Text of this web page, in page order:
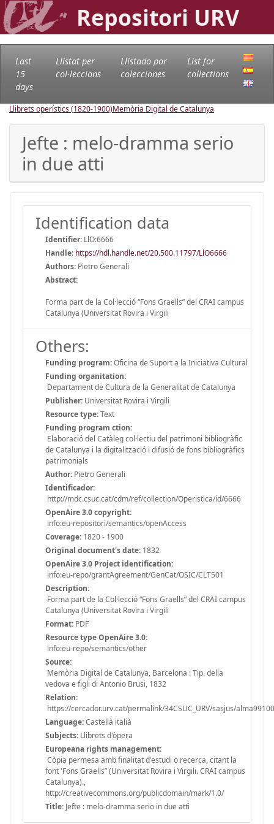
Repositori URV
Last
15
days
Llistat per
col·leccions
Llistado por
colecciones
List for
collections
Llibrets operístics (1820-1900)Memòria Digital de Catalunya
Jefte : melo-dramma serio
in due atti
Identification data
Identifier: LlO:6666
Handle: https://hdl.handle.net/20.500.11797/LlO6666
Authors: Pietro Generali
Abstract:
Forma part de la Col·lecció “Fons Graells” del CRAI campus
Catalunya (Universitat Rovira i Virgili
Others:
Funding program:Oficina de Suport a la Iniciativa Cultural
Funding organitation:
Departament de Cultura de la Generalitat de Catalunya
Publisher: Universitat Rovira i Virgili
Resource type:Text
Funding program ction:
Elaboració del Catàleg col·lectiu del patrimoni bibliogràfic
de Catalunya i la digitalització i difusió de fons bibliogràfics
patrimonials
Author: Pietro Generali
Identificador:
http://mdc.csuc.cat/cdm/ref/collection/Operistica/id/6666
OpenAire 3.0 copyright:
info:eu-repositori/semantics/openAccess
Coverage: 1820 - 1900
Original document's date: 1832
OpenAire 3.0 Project identification:
info:eu-repo/grantAgreement/GenCat/OSIC/CLT501
Description:
Forma part de la Col·lecció “Fons Graells” del CRAI campus
Catalunya (Universitat Rovira i Virgili
Format: PDF
Resource type OpenAire 3.0:
info:eu-repo/semantics/other
Source:
Memòria Digital de Catalunya, Barcelona : Tip. della
vedova e figli di Antonio Brusi, 1832
Relation:
https://cercador.urv.cat/permalink/34CSUC_URV/sasjus/
Language:Castellà italià
Subjects: Llibrets d'òpera
Europeana rights management:
Còpia permesa amb finalitat d'estudi o recerca, citant la
font 'Fons Graells” (Universitat Rovira i Virgili. CRAI campus
Catalunya).,
http://creativecommons.org/publicdomain/mark/1.0/
Title: Jefte : melo-dramma serio in due atti